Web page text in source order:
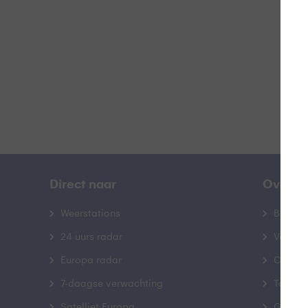
Direct naar
Weerstations
24 uurs radar
Europa radar
7-daagse verwachting
Over
Contact